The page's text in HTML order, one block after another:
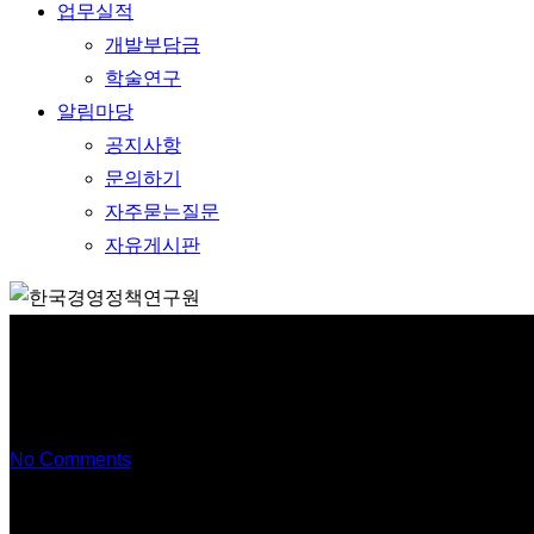
업무실적
개발부담금
학술연구
알림마당
공지사항
문의하기
자주묻는질문
자유게시판
No Comments